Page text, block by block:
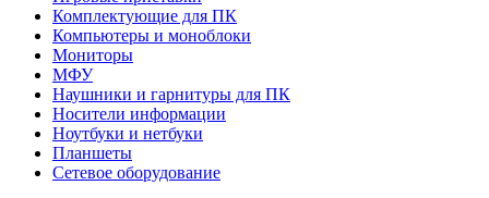
Комплектующие для ПК
Компьютеры и моноблоки
Мониторы
МФУ
Наушники и гарнитуры для ПК
Носители информации
Ноутбуки и нетбуки
Планшеты
Сетевое оборудование